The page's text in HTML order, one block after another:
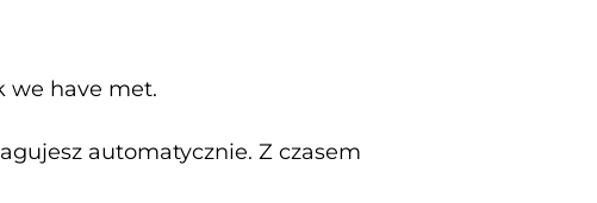
we have met.
automatycznie. Z czasem